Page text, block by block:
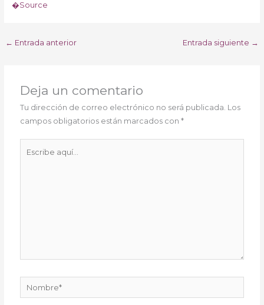
�Source
← Entrada anterior Entrada siguiente →
Deja un comentario
Tu dirección de correo electrónico no será publicada. Los
campos obligatorios están marcados con*
Nombre*